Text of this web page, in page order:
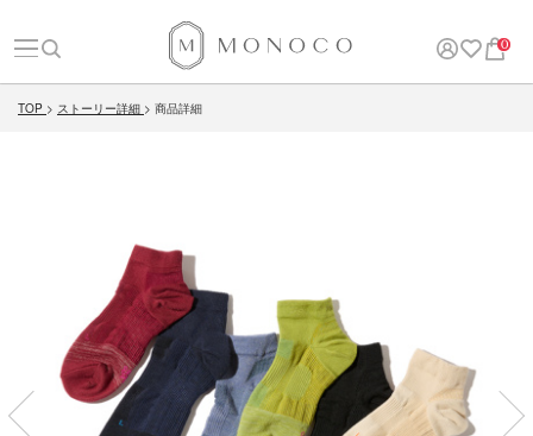
0
TOP ストーリー詳細 商品詳細